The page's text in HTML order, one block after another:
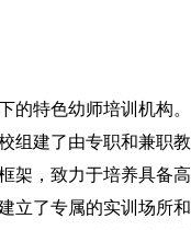
的特色幼师培训机构
组建了由专职和兼职
架，致力于培养具备
立了专属的实训场所